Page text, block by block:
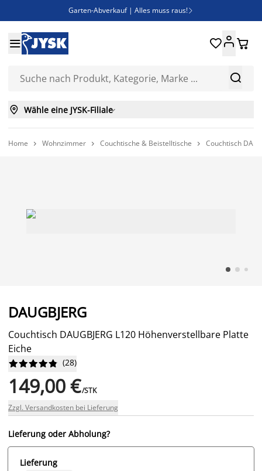
Garten-Abverkauf | Alles muss raus! 
Bist du Unternehmer? Entdecke JYSK-B2B
Esszimmerstuhl ADSLEV um nur 40€


 
 Wähle eine JYSK-Filiale
Home  Wohnzimmer  Couchtische & Beistelltische  Couchtisch
DAUGBJERG
Couchtisch DAUGBJERG L120 Höhenverstellbare Platte
Eiche





 (28)
149,00 €/STK
Zzgl. Versandkosten bei Lieferung
Lieferung oder Abholung?
Lieferung